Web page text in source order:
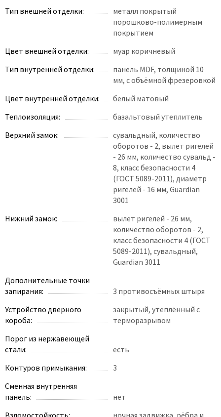
Profilo Porte
STR
Venezia Unique
Verum
Тип внешней отделки:
металл покрытый
порошково-полимерным
покрытием
Цвет внешней отделки:
муар коричневый
Тип внутренней отделки:
панель MDF, толщиной 10
мм, с объёмной фрезеровкой
Цвет внутренней отделки:
белый матовый
Теплоизоляция:
базальтовый утеплитель
Верхний замок:
сувальдный, количество
оборотов - 2, вылет ригелей
- 26 мм, количество сувальд -
8, класс безопасности 4
(ГОСТ 5089-2011), диаметр
ригелей - 16 мм, Guardian
3001
Нижний замок:
вылет ригелей - 26 мм,
количество оборотов - 2,
класс безопасности 4 (ГОСТ
5089-2011), сувальдный,
Guardian 3011
Дополнительные точки
запирания:
3 противосъёмных штыря
Устройство дверного
короба:
закрытый, утеплённый с
терморазрывом
Порог из нержавеющей
стали:
есть
Контуров примыкания:
3
Сменная внутренняя
панель:
нет
Взломостойкость:
ночная задвижка, рёбра и